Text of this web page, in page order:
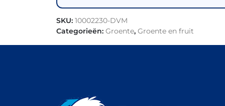
SKU: 10002230-DVM
Categorieën: Groente, Groente en fruit